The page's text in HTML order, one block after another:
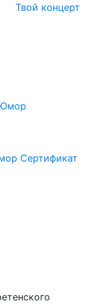
Твой концерт
Сертификат